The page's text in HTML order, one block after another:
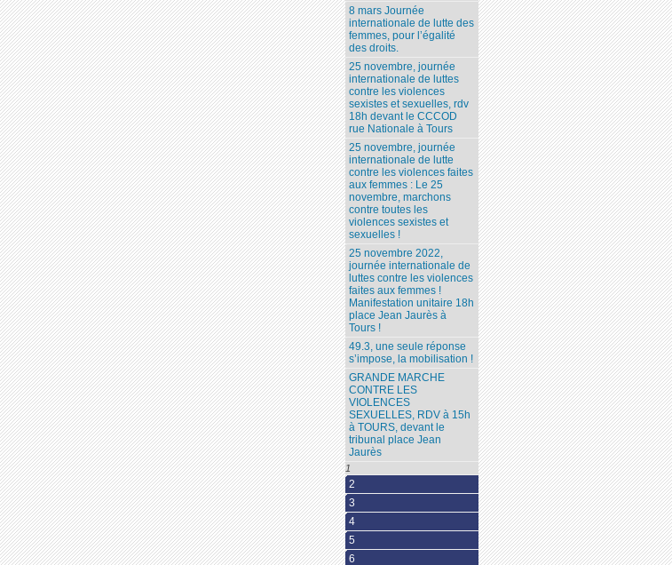
8 mars Journée
internationale de lutte des
femmes, pour l’égalité
des droits.
25 novembre, journée
internationale de luttes
contre les violences
sexistes et sexuelles, rdv
18h devant le CCCOD
rue Nationale à Tours
25 novembre, journée
internationale de lutte
contre les violences faites
aux femmes : Le 25
novembre, marchons
contre toutes les
violences sexistes et
sexuelles !
25 novembre 2022,
journée internationale de
luttes contre les violences
faites aux femmes !
Manifestation unitaire 18h
place Jean Jaurès à
Tours !
49.3, une seule réponse
s’impose, la mobilisation !
GRANDE MARCHE
CONTRE LES
VIOLENCES
SEXUELLES, RDV à 15h
à TOURS, devant le
tribunal place Jean
Jaurès
1
2
3
4
5
6